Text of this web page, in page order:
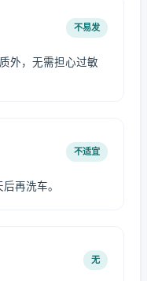
不易发
外，无需担心过敏
不适宜
再洗车。
无